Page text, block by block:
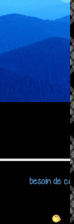
besoin de